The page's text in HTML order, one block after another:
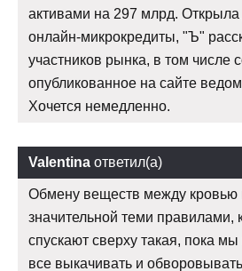
активами на 297 млрд.
онлайн-микрокредиты, "Ъ"
участников рынка, в том числе
опубликованное на сайте
Хочется немедленно.
Valentina ответил(а)
Обмену веществ между кровью
значительной теми правилами,
спускают сверху такая, пока мы
все выкачивать и